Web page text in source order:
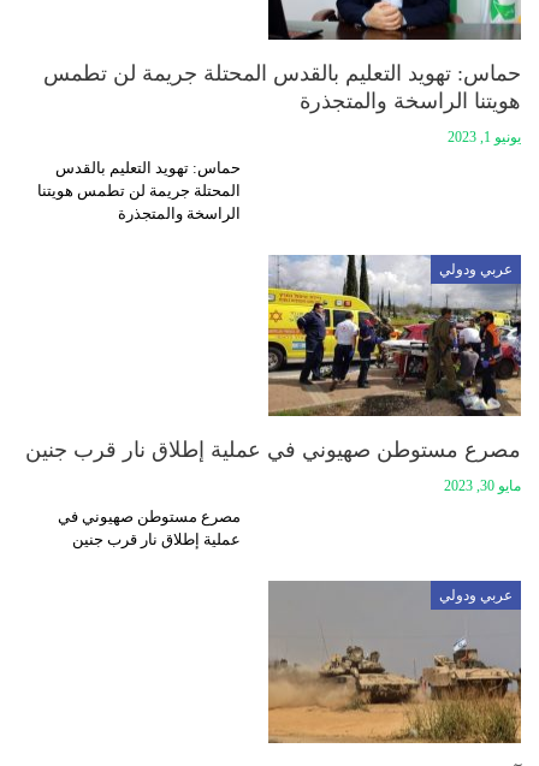
حماس: تهويد التعليم بالقدس المحتلة جريمة لن تطمس
هويتنا الراسخة والمتجذرة
يونيو 1, 2023
حماس: تهويد التعليم بالقدس
المحتلة جريمة لن تطمس هويتنا
الراسخة والمتجذرة
عربي ودولي
مصرع مستوطن صهيوني في عملية إطلاق نار قرب جنين
مايو 30, 2023
مصرع مستوطن صهيوني في
عملية إطلاق نار قرب جنين
عربي ودولي